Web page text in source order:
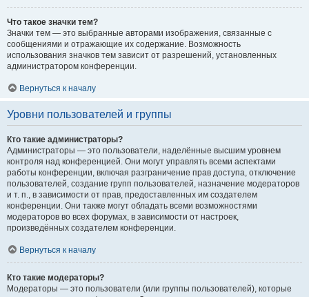
Что такое значки тем?
Значки тем — это выбранные авторами изображения, связанные с
сообщениями и отражающие их содержание. Возможность
использования значков тем зависит от разрешений, установленных
администратором конференции.
Вернуться к началу
Уровни пользователей и группы
Кто такие администраторы?
Администраторы — это пользователи, наделённые высшим уровнем
контроля над конференцией. Они могут управлять всеми аспектами
работы конференции, включая разграничение прав доступа, отключение
пользователей, создание групп пользователей, назначение модераторов
и т. п., в зависимости от прав, предоставленных им создателем
конференции. Они также могут обладать всеми возможностями
модераторов во всех форумах, в зависимости от настроек,
произведённых создателем конференции.
Вернуться к началу
Кто такие модераторы?
Модераторы — это пользователи (или группы пользователей), которые